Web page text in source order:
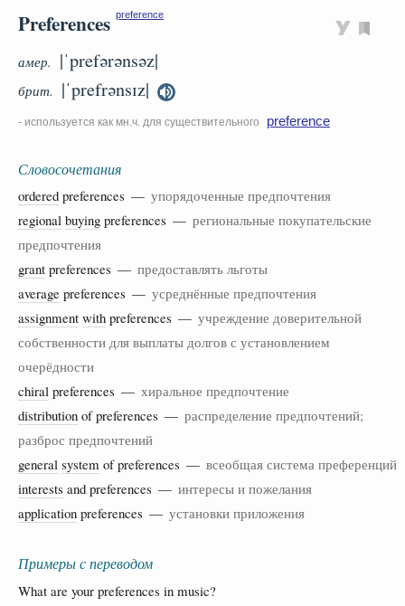
Preferences preference
амер. |ˈprefərənsəz|
брит. |ˈprefrənsɪz|
- используется как мн.ч. для существительного preference
Словосочетания
ordered preferences — упорядоченные предпочтения
regional buying preferences — региональные покупательские
предпочтения
grant preferences — предоставлять льготы
average preferences — усреднённые предпочтения
assignment with preferences — учреждение доверительной
собственности для выплаты долгов с установлением
очерёдности
chiral preferences — хиральное предпочтение
distribution of preferences — распределение предпочтений;
разброс предпочтений
general system of preferences — всеобщая система преференций
interests and preferences — интересы и пожелания
application preferences — установки приложения
Примеры с переводом
What are your preferences in music?